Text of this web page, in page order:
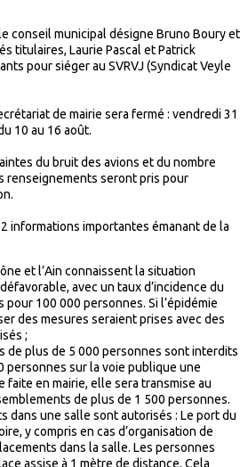
conseil municipal désigne Bruno Boury et
titulaires, Laurie Pascal et Patrick
pour siéger au SVRVJ (Syndicat Veyle
de mairie sera fermé : vendredi 31
10 au 16 août.
du bruit des avions et du nombre
renseignements seront pris pour
informations importantes émanant de la
et l’Ain connaissent la situation
avec un taux d’incidence du
pour 100 000 personnes. Si l’épidémie
des mesures seraient prises avec des
;
de plus de 5 000 personnes sont interdits
personnes sur la voie publique une
faite en mairie, elle sera transmise au
de plus de 1 500 personnes.
dans une salle sont autorisés : Le port du
y compris en cas d’organisation de
dans la salle. Les personnes
assise à 1 mètre de distance. Cela